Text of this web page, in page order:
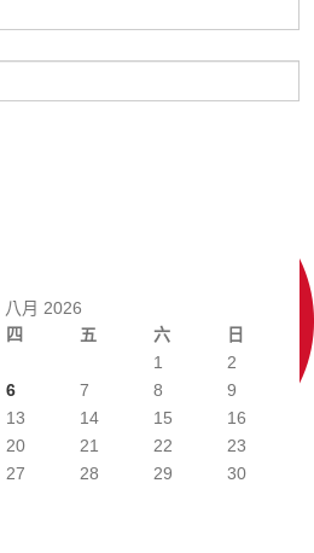
八月 2026
四 五 六 日
1
2
6 7 8
9
13 14 15
16
20 21 22
23
27 28 29
30